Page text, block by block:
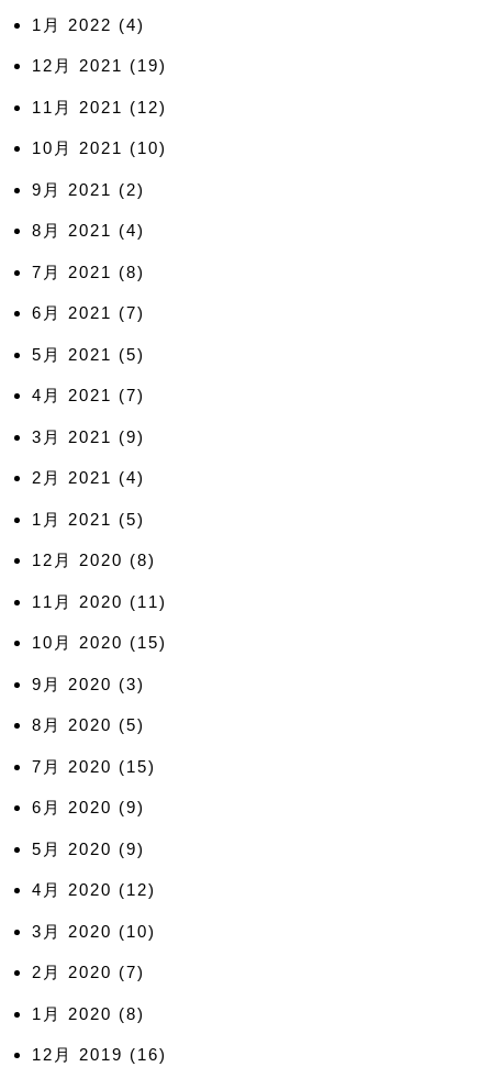
1月 2022 (4)
12月 2021 (19)
11月 2021 (12)
10月 2021 (10)
9月 2021 (2)
8月 2021 (4)
7月 2021 (8)
6月 2021 (7)
5月 2021 (5)
4月 2021 (7)
3月 2021 (9)
2月 2021 (4)
1月 2021 (5)
12月 2020 (8)
11月 2020 (11)
10月 2020 (15)
9月 2020 (3)
8月 2020 (5)
7月 2020 (15)
6月 2020 (9)
5月 2020 (9)
4月 2020 (12)
3月 2020 (10)
2月 2020 (7)
1月 2020 (8)
12月 2019 (16)